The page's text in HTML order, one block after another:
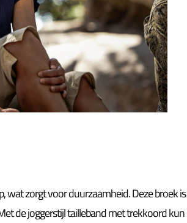
wat zorgt voor duurzaamheid. Deze broek is
de joggerstijl tailleband met trekkoord kun